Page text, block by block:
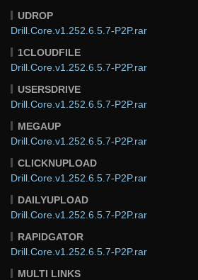
UDROP
Drill.Core.v1.252.6.5.7-P2P.rar
1CLOUDFILE
Drill.Core.v1.252.6.5.7-P2P.rar
USERSDRIVE
Drill.Core.v1.252.6.5.7-P2P.rar
MEGAUP
Drill.Core.v1.252.6.5.7-P2P.rar
CLICKNUPLOAD
Drill.Core.v1.252.6.5.7-P2P.rar
DAILYUPLOAD
Drill.Core.v1.252.6.5.7-P2P.rar
RAPIDGATOR
Drill.Core.v1.252.6.5.7-P2P.rar
MULTI LINKS